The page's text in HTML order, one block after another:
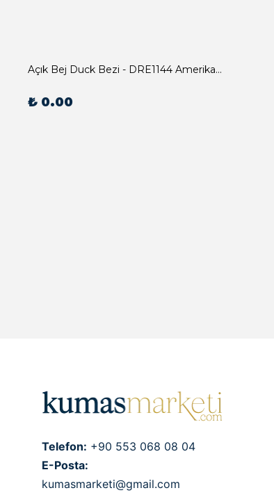
Açık Bej Duck Bezi - DRE1144 Amerikan Servis
₺ 0.00
Telefon: +90 553 068 08 04
E-Posta:
kumasmarketi@gmail.com